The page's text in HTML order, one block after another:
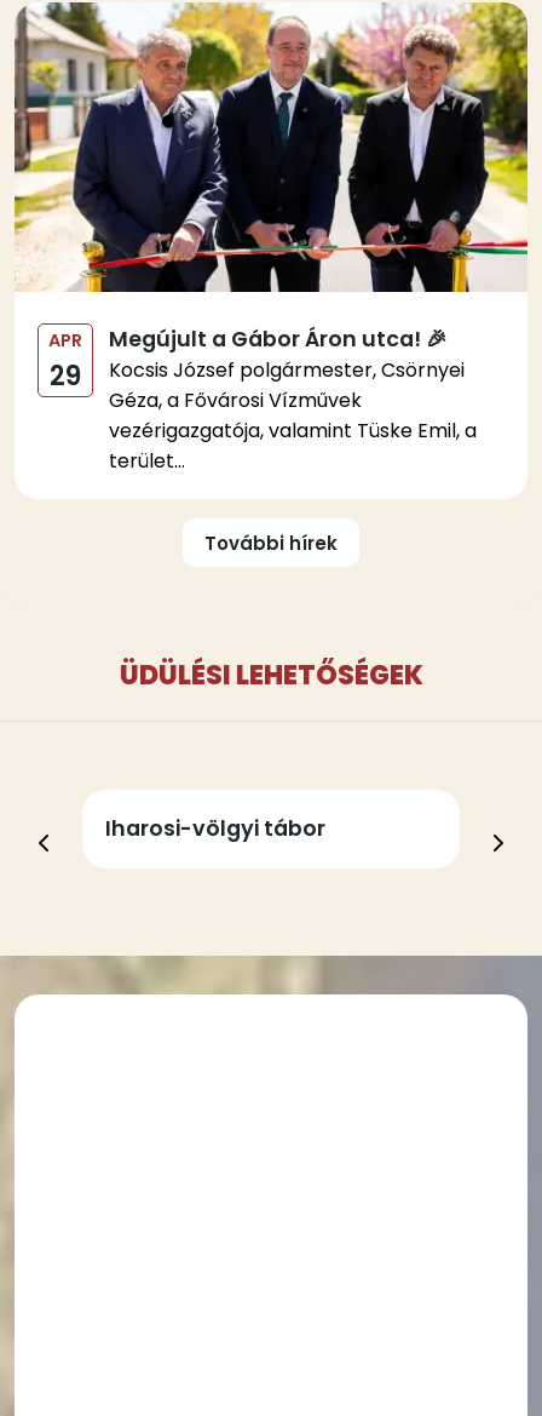
Kép
APR
29
Megújult a Gábor Áron utca! 🎉
Kocsis József polgármester, Csörnyei
Géza, a Fővárosi Vízművek
vezérigazgatója, valamint Tüske Emil, a
terület...
OldalszámozásTovábbi hírek
ÜDÜLÉSI LEHETŐSÉGEK
Városi üdülési lehetőség